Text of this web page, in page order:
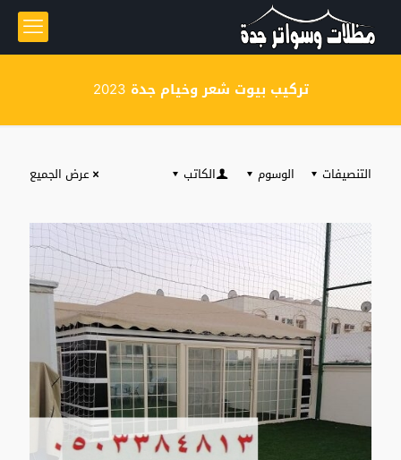
تركيب بيوت شعر وخيام جدة 2023
التنصيفات الوسوم الكاتب عرض الجميع